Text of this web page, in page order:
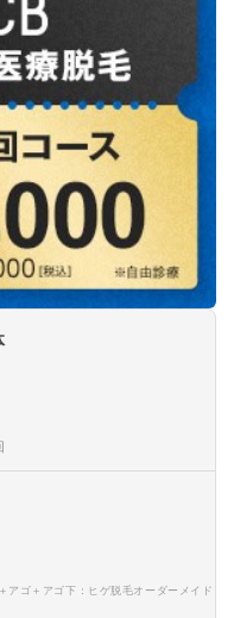
ゴ＋アゴ下：ヒゲ脱毛オーダーメイド